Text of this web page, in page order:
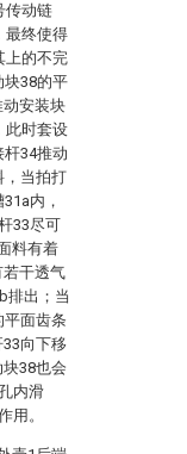
传动链
最终使得
上的不完
块38的平
安装块
此时套设
34推动
，当拍打
内，
33尽可
料有着
干透气
排出；当
平面齿条
向下移
38也会
内滑
用。